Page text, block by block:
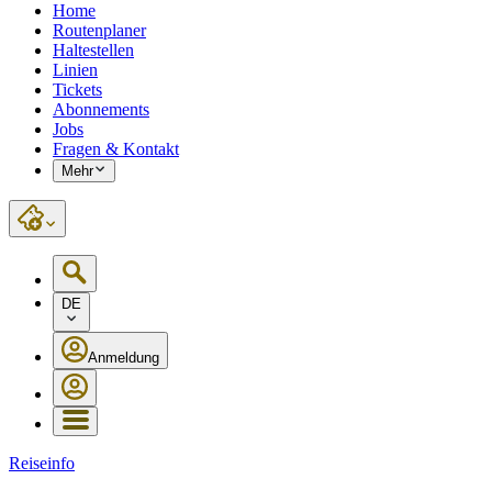
Home
Routenplaner
Haltestellen
Linien
Tickets
Abonnements
Jobs
Fragen & Kontakt
Mehr
DE
Anmeldung
Reiseinfo